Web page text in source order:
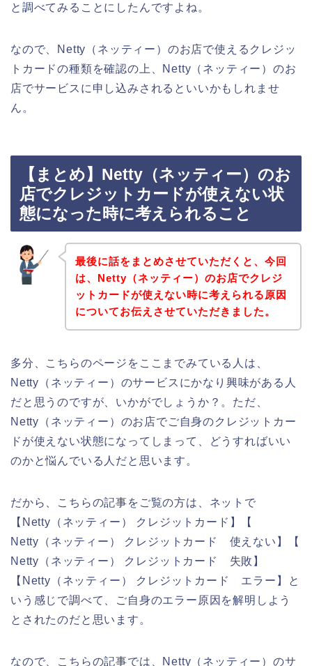
と調べてみることにしたんですよね。
なので、Netty（ネッティー）のお店で使えるクレジッ
トカードの種類を確認の上、Netty（ネッティー）のお
店でサービスに申し込みされるといいかもしれませ
ん。
【まとめ】Netty（ネッティー）のお
店でクレジットカードが使えない状
態になった時に考えられること
最後に話をまとめさせていただくと、今回
は、Netty（ネッティー）のお店でクレジ
ットカードが使えない時に考えられる原因
についてお伝えさせていただきました。
多分、こちらのページをここまでみている人は、
Netty（ネッティー）のサービスにかなり興味がある人
だと思うのですが、いかがでしょうか？。ただ、
Netty（ネッティー）のお店でご自身のクレジットカー
ドが使えない状態になってしまって、どうすればいい
のかと悩んでいる人だと思います。
だから、こちらの記事をご覧の方は、ネットで
【Netty（ネッティー） クレジットカード】【
Netty（ネッティー） クレジットカード 使えない】【
Netty（ネッティー） クレジットカード 失敗】
【Netty（ネッティー） クレジットカード エラー】と
いう感じで調べて、ご自身のエラー原因を解明しよう
とされたのだと思います。
なので、こちらの記事では、Netty（ネッティー）のサ